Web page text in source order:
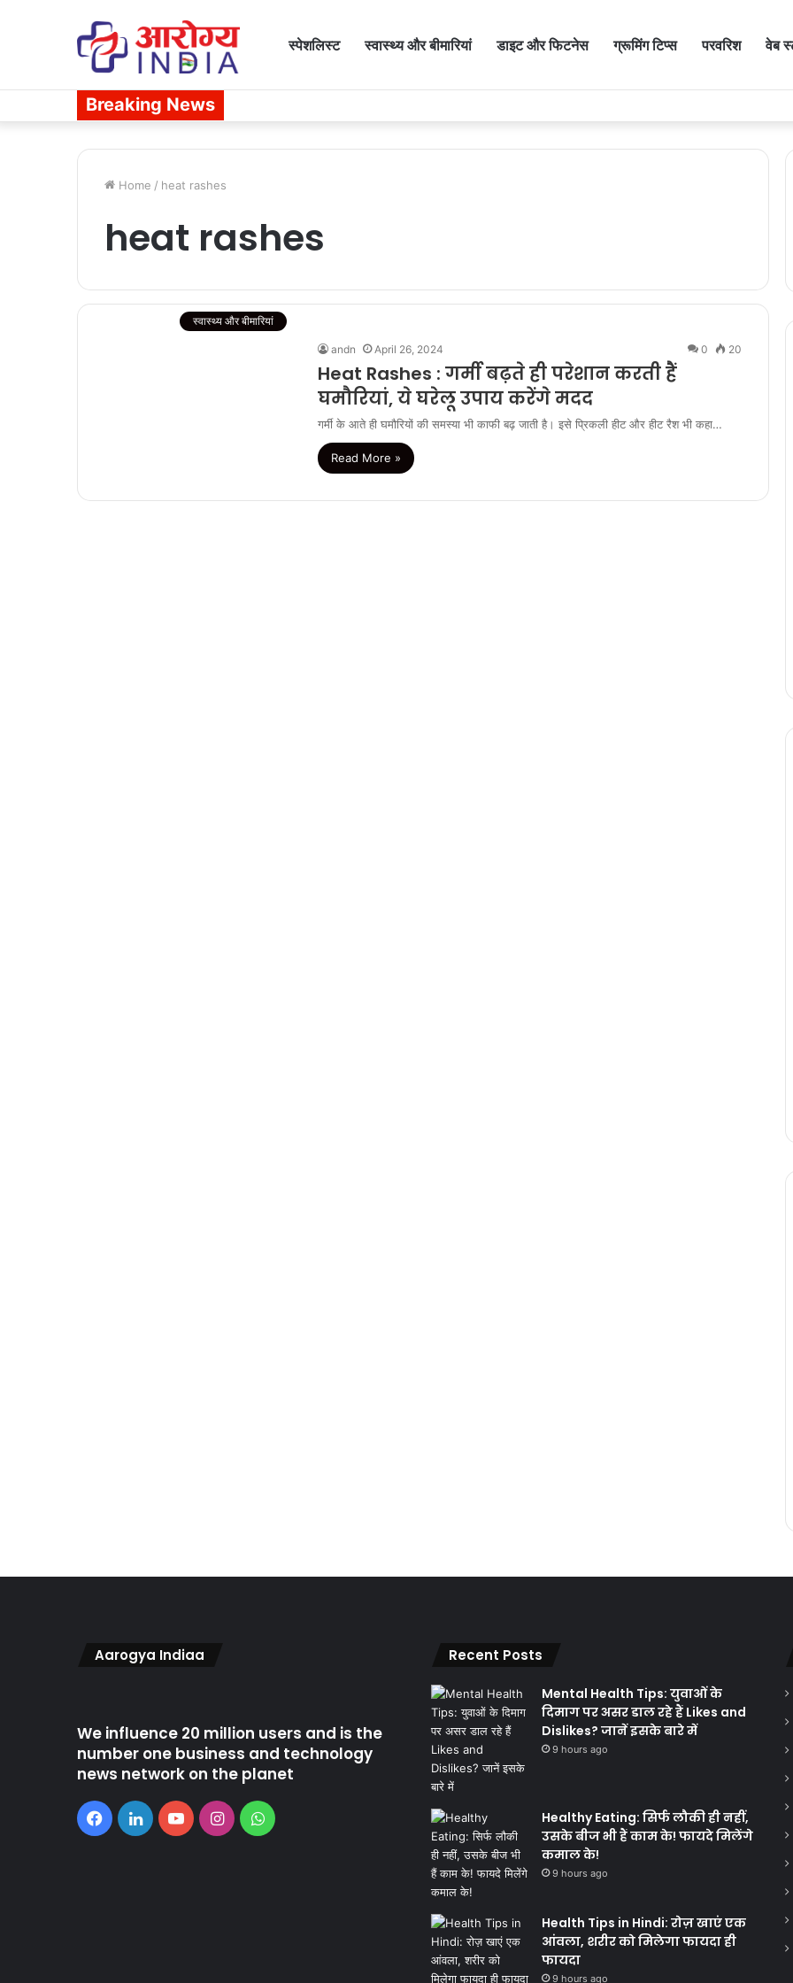
स्पेशलिस्ट स्वास्थ्य और बीमारियां डाइट और फिटनेस ग्रूमिंग टिप्स परवरिश वेब
Breaking News
Home / heat rashes
heat rashes
स्वास्थ्य और बीमारियां
andn April 26, 2024 0 20
Heat Rashes : गर्मी बढ़ते ही परेशान करती हैं
घमौरियां, ये घरेलू उपाय करेंगे मदद
गर्मी के आते ही घमौरियों की समस्या भी काफी बढ़ जाती है। इसे प्रिकली हीट और हीट रैश भी कहा…
Read More »
Aarogya Indiaa
We influence 20 million users and is the
number one business and technology
news network on the planet
Facebook
LinkedInYouTubeInstagramWhatsApp
Recent Posts
Mental Health Tips: युवाओं के
दिमाग पर असर डाल रहे हैं Likes and
Dislikes? जानें इसके बारे में
9 hours ago
Healthy Eating: सिर्फ लौकी ही नहीं,
उसके बीज भी हैं काम के! फायदे मिलेंगे
कमाल के!
9 hours ago
Health Tips in Hindi: रोज़ खाएं एक
आंवला, शरीर को मिलेगा फायदा ही
फायदा
9 hours ago